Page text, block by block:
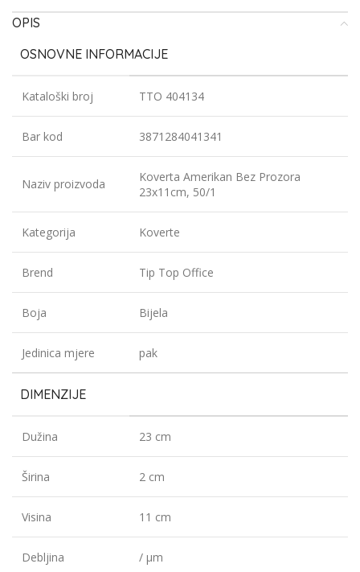
OPIS
OSNOVNE INFORMACIJE
Kataloški broj TTO 404134
Bar kod 3871284041341
Naziv proizvoda
Koverta Amerikan Bez Prozora
23x11cm, 50/1
Kategorija Koverte
Brend Tip Top Office
Boja Bijela
Jedinica mjere pak
DIMENZIJE
Dužina 23 cm
Širina 2 cm
Visina 11 cm
Debljina / µm